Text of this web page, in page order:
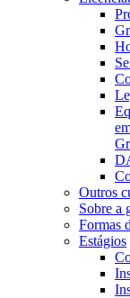
Outros
Sobre a
Formas
Estágios